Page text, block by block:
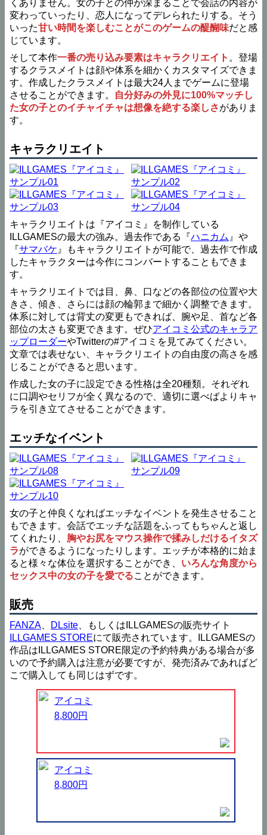
くありません。女の子との仲が深まることで会話の内容が
変わっていったり、恋人になってデレられたりする。そう
いった甘い時間を楽しむことがこのゲームの醍醐味だと感
じています。
そして本作一番の売り込み要素はキャラクリエイト 。登場
するクラスメイトは顔や体系を細かくカスタマイズできま
す。作成したクラスメイトは最大24人までゲームに登場
させることができます。
自分好みの外見に100%マッチし
た女の子とのイチャイチャは想像を絶する楽しさがありま
す。
キャラクリエイト
キャラクリエイトは『アイコミ』を制作している
ILLGAMESの最大の強み。過去作である『ハニカム 』や
『サマバケ 』もキャラクリエイトが可能で、過去作で作成
したキャラクターは今作にコンバートすることもできま
す。
キャラクリエイトでは目、鼻、口などの各部位の位置や大
きさ、傾き、さらには顔の輪郭まで細かく調整できます。
体系に対しては背丈の変更もできれば、腕や足、首など各
部位の太さも変更できます。ぜひアイコミ公式のキャラア
ップローダーやTwitterの#アイコミを見てみてください。
文章では表せない、キャラクリエイトの自由度の高さを感
じることができると思います。
作成した女の子に設定できる性格は全20種類。それぞれ
に口調やセリフが全く異なるので、適切に選べばよりキャ
ラを引き立てさせることができます。
エッチなイベント
女の子と仲良くなればエッチなイベントを発生させること
もできます。会話でエッチな話題をふってもちゃんと返し
てくれたり、 胸やお尻をマウス操作で揉みしだけるイタズ
ラができるようになったりします。エッチが本格的に始ま
ると様々な体位を選択することができ、 いろんな角度から
セックス中の女の子を愛でることができます。
販売
FANZA DLsite 、もしくはILLGAMESの販売サイト
ILLGAMES STOREにて販売されています。ILLGAMESの
作品はILLGAMES STORE限定の予約特典がある場合が多
いので予約購入は注意が必要ですが、発売済みであればど
こで購入しても同じはずです。
アイコミ
8,800円
アイコミ
8,800円